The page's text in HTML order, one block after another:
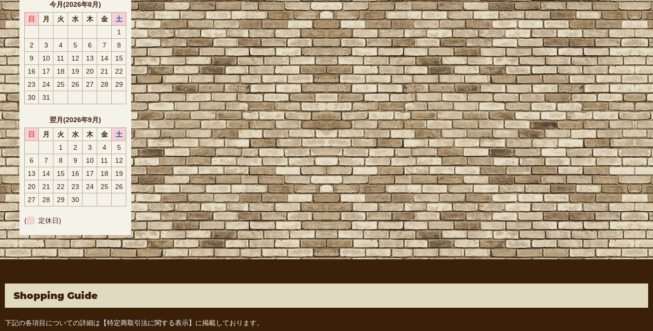
今月(2026年8月)
日
月 火 水 木 金
土
1
2
3 4 5 6 7
8
9
10 11 12 13 14
15
16
17 18 19 20 21
22
23
24 25 26 27 28
29
30
31
翌月(2026年9月)
日
月 火 水 木 金
土
1
2 3 4
5
6
7 8 9 10 11
12
13
14 15 16 17 18
19
20
21 22 23 24 25
26
27
28 29 30
( 定休日)
Shopping Guide
下記の各項目についての詳細は 【特定商取引法に関する表示】 に掲載しております。